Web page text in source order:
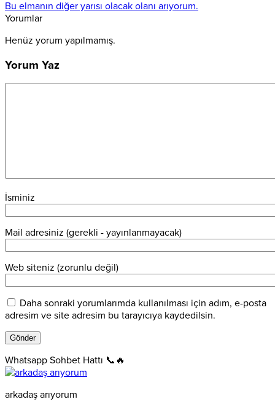
Bu elmanın diğer yarısı olacak olanı arıyorum.
Yorumlar
Henüz yorum yapılmamış.
Yorum Yaz
İsminiz
Mail adresiniz (gerekli - yayınlanmayacak)
Web siteniz (zorunlu değil)
Daha sonraki yorumlarımda kullanılması için adım, e-posta
adresim ve site adresim bu tarayıcıya kaydedilsin.
Whatsapp Sohbet Hattı 📞🔥
arkadaş arıyorum